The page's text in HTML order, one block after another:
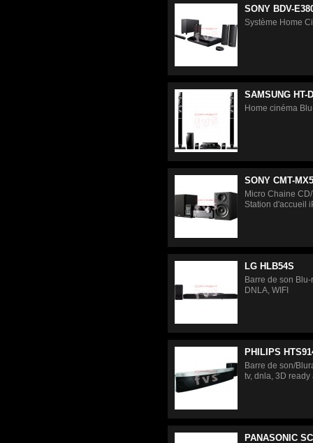
SONY BDV-
Système Home
SAMSUNG HT-
Home cinéma
SONY CMT-
Micro Chaine
Station d'accueil
LG HLB54S
Barre de son
DNLA, WIFI
PHILIPS
Barre de son/
tv, dnla, 3D
PANASONIC